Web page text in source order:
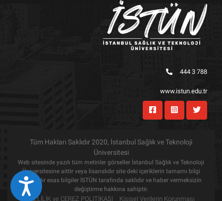
Eri&#351;ilebilirlik
444 3 788
www.istun.edu.tr
Tüm Hakları Saklıdır 2020, İstanbul Sağlık ve Teknoloji
Üniversitesi
Web sitesinde yazılı tüm metinler görseller İstanbul Sağlık ve Teknoloji
Üniversitesine aittir veya lisanslıdır site deki içeriklerin tamamı bilgi
amaçlıdır esas bilgiler İSTÜN tarafında saklıdır ve haber vermeksizin
değiştirme hakkına sahiptir.
GİZLİLİK ve ÇEREZ POLİTİKASI Kişisel Verilerin Korunması